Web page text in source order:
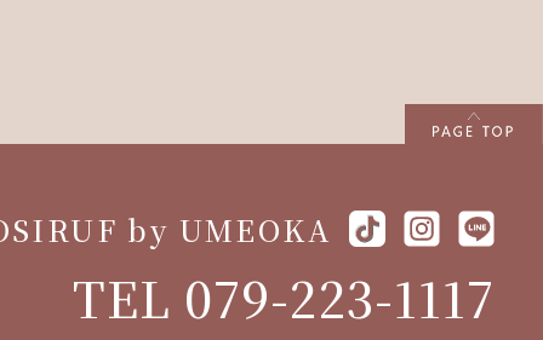
by UMEOKA
TEL 079-223-1117